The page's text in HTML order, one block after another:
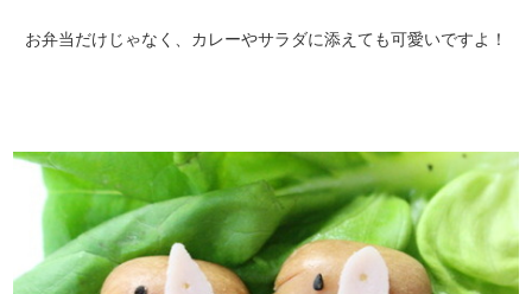
お弁当だけじゃなく、カレーやサラダに添えても可愛いですよ！